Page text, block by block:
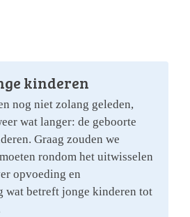
kinderen
nog niet zolang geleden,
wat langer: de geboorte
Graag zouden we
rondom het uitwisselen
opvoeding en
wat betreft jonge kinderen tot